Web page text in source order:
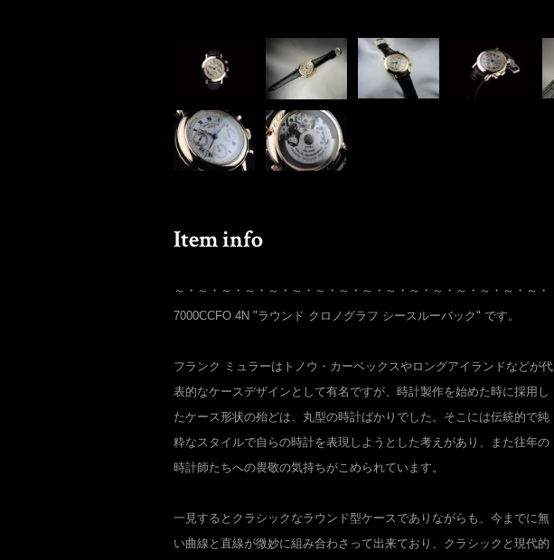
～・～・～・～・～・～・～・～・～・～・～・～・～・～・～・～・
7000CCFO 4N "ラウンド クロノグラフ シースルーバック" です。
フランク ミュラーはトノウ・カーベックスやロングアイランドなどが代
表的なケースデザインとして有名ですが、時計製作を始めた時に採用し
たケース形状の殆どは、丸型の時計ばかりでした。そこには伝統的で純
粋なスタイルで自らの時計を表現しようとした考えがあり、また往年の
時計師たちへの畏敬の気持ちがこめられています。
一見するとクラシックなラウンド型ケースでありながらも、今までに無
い曲線と直線が微妙に組み合わさって出来ており、クラシックと現代的